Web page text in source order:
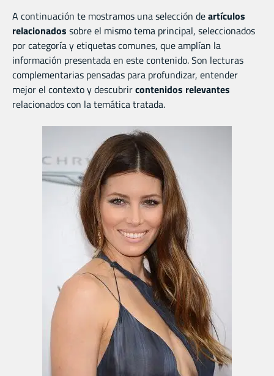
A continuación te mostramos una selección deartículos
relacionados sobre el mismo tema principal, seleccionados
por categoría y etiquetas comunes, que amplían la
información presentada en este contenido. Son lecturas
complementarias pensadas para profundizar, entender
mejor el contexto y descubrircontenidos relevantes
relacionados con la temática tratada.